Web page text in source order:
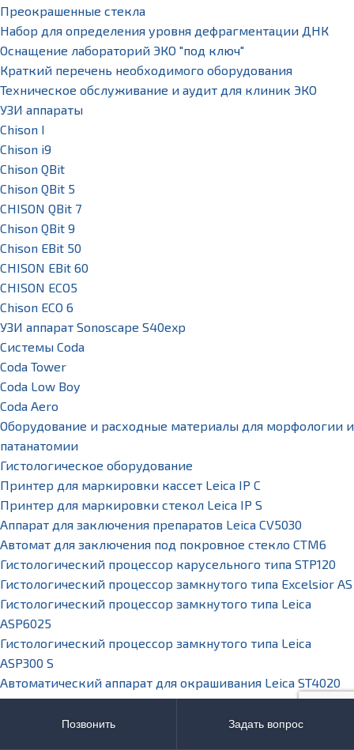
Преокрашенные стекла
Набор для определения уровня дефрагментации ДНК
Оснащение лабораторий ЭКО "под ключ"
Краткий перечень необходимого оборудования
Техническое обслуживание и аудит для клиник ЭКО
УЗИ аппараты
Chison I
Chison i9
Chison QBit
Chison QBit 5
CHISON QBit 7
Chison QBit 9
Chison EBit 50
CHISON EBit 60
CHISON ECO5
Chison ECO 6
УЗИ аппарат Sonoscape S40exp
Системы Coda
Coda Tower
Coda Low Boy
Coda Aero
Оборудование и расходные материалы для морфологии и
патанатомии
Гистологическое оборудование
Принтер для маркировки кассет Leica IP C
Принтер для маркировки стекол Leica IP S
Аппарат для заключения препаратов Leica CV5030
Автомат для заключения под покровное стекло CTM6
Гистологический процессор карусельного типа STP120
Гистологический процессор замкнутого типа Excelsior AS
Гистологический процессор замкнутого типа Leica
ASP6025
Гистологический процессор замкнутого типа Leica
ASP300 S
Автоматический аппарат для окрашивания Leica ST4020
Автоматический аппарат для окрашивания Leica ST5010
Позвонить Задать вопрос